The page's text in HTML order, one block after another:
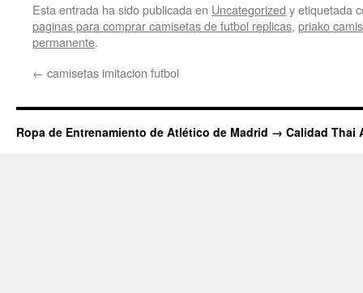
Esta entrada ha sido publicada en Uncategorized y etiquetada
paginas para comprar camisetas de futbol replicas, priako
permanente.
← camisetas imitacion futbol
Ropa de Entrenamiento de Atlético de Madrid → Calidad Thai